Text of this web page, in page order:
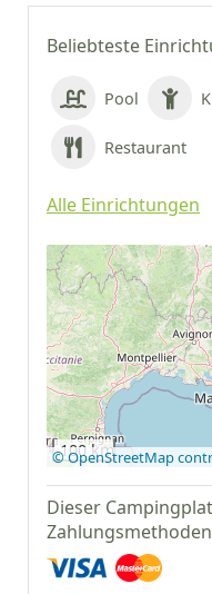
Beliebteste
Pool
Restaurant
Alle Einrichtungen
100 km
© OpenStreetMap
Dieser